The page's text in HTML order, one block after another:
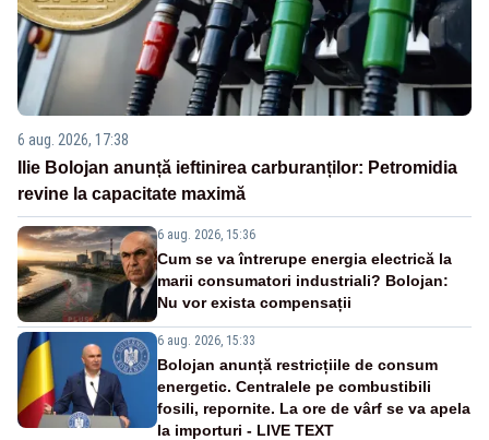
6 aug. 2026, 17:38
Ilie Bolojan anunță ieftinirea carburanților: Petromidia
revine la capacitate maximă
6 aug. 2026, 15:36
Cum se va întrerupe energia electrică la
marii consumatori industriali? Bolojan:
Nu vor exista compensații
6 aug. 2026, 15:33
Bolojan anunță restricțiile de consum
energetic. Centralele pe combustibili
fosili, repornite. La ore de vârf se va apela
la importuri - LIVE TEXT